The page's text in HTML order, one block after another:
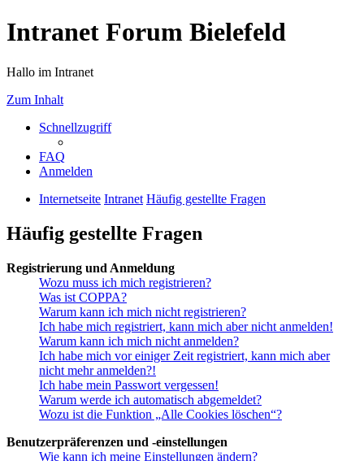
Intranet Forum Bielefeld
Hallo im Intranet
Zum Inhalt
Schnellzugriff
FAQ
Anmelden
Internetseite Intranet Häufig gestellte Fragen
Häufig gestellte Fragen
Registrierung und Anmeldung
Wozu muss ich mich registrieren?
Was ist COPPA?
Warum kann ich mich nicht registrieren?
Ich habe mich registriert, kann mich aber nicht anmelden!
Warum kann ich mich nicht anmelden?
Ich habe mich vor einiger Zeit registriert, kann mich aber
nicht mehr anmelden?!
Ich habe mein Passwort vergessen!
Warum werde ich automatisch abgemeldet?
Wozu ist die Funktion „Alle Cookies löschen“?
Benutzerpräferenzen und -einstellungen
Wie kann ich meine Einstellungen ändern?